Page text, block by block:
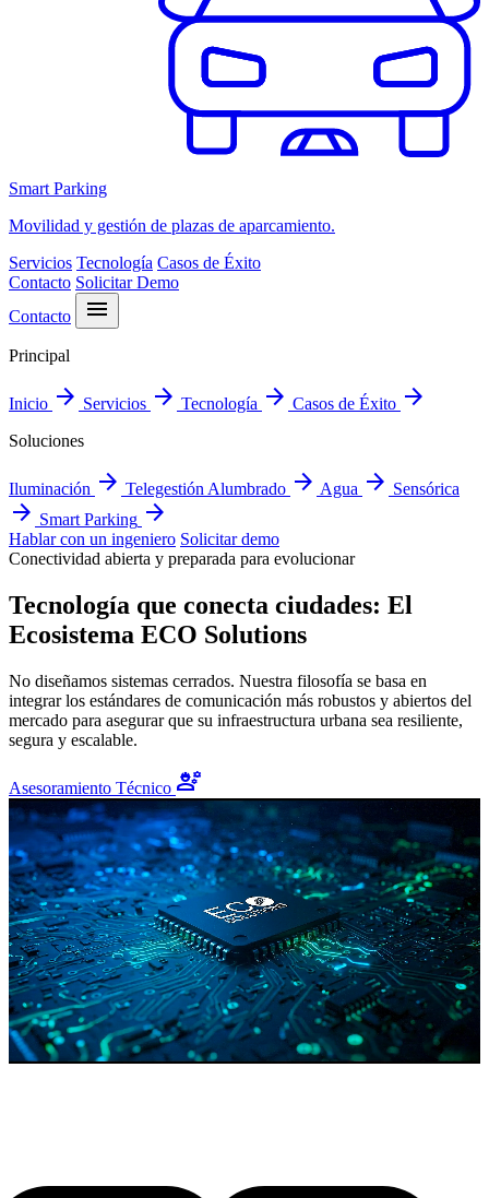
Smart Parking
Movilidad y gestión de plazas de aparcamiento.
Servicios Tecnología Casos de Éxito
Contacto Solicitar Demo
Contacto
menu
Principal
Inicio arrow_forward Servicios arrow_forward Tecnología arrow_forward Casos de Éxito arrow_forward
Soluciones
Iluminación arrow_forward Telegestión Alumbrado arrow_forward Agua arrow_forward Sensórica
arrow_forward Smart Parking arrow_forward
Hablar con un ingeniero Solicitar demo
Conectividad abierta y preparada para evolucionar
Tecnología que conecta ciudades: El
Ecosistema ECO Solutions
No diseñamos sistemas cerrados. Nuestra filosofía se basa en
integrar los estándares de comunicación más robustos y abiertos del
mercado para asegurar que su infraestructura urbana sea resiliente,
segura y escalable.
Asesoramiento Técnico engineering